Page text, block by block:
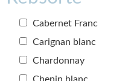
Cabernet Franc
Carignan blanc
Chardonnay